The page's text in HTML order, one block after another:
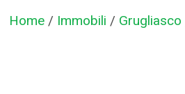
Home / Immobili / Grugliasco